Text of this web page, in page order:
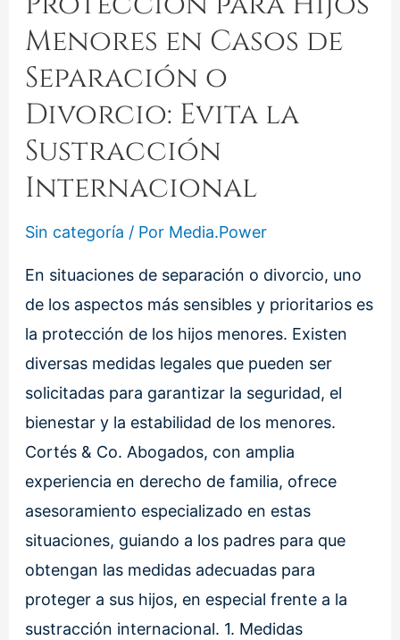
Menores en Casos de
Separación o
Divorcio: Evita la
Sustracción
Internacional
Sin categoría / Por Media.Power
En situaciones de separación o divorcio, uno
de los aspectos más sensibles y prioritarios es
la protección de los hijos menores. Existen
diversas medidas legales que pueden ser
solicitadas para garantizar la seguridad, el
bienestar y la estabilidad de los menores.
Cortés & Co. Abogados, con amplia
experiencia en derecho de familia, ofrece
asesoramiento especializado en estas
situaciones, guiando a los padres para que
obtengan las medidas adecuadas para
proteger a sus hijos, en especial frente a la
sustracción internacional. 1. Medidas